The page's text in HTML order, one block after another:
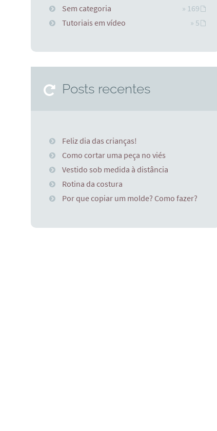
Sem categoria
» 169
Tutoriais em vídeo
» 5
Posts recentes
Feliz dia das crianças!
Como cortar uma peça no viés
Vestido sob medida à distância
Rotina da costura
Por que copiar um molde? Como fazer?